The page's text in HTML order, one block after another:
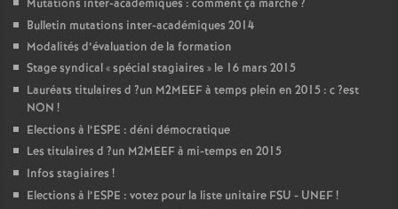
Mutations inter-académiques : comment ça marche?
Bulletin mutations inter-académiques 2014
Modalités d’évaluation de la formation
Stage syndical «spécial stagiaires » le 16 mars 2015
Lauréats titulaires d ?un M2MEEFà temps plein en 2015 : c?est
NON !
Elections à l’ESPE : déni démocratique
Les titulaires d ?un M2MEEFà mi-temps en 2015
Infos stagiaires !
Elections à l’ESPE : votez pour la liste unitaire FSU - UNEF!